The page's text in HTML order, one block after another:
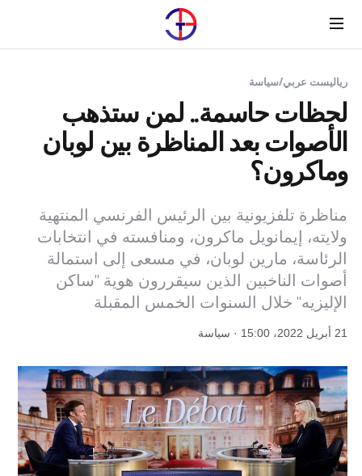
Menu
رياليست عربي/سياسة
لحظات حاسمة.. لمن ستذهب
الأصوات بعد المناظرة بين لوبان
وماكرون؟
مناظرة تلفزيونية بين الرئيس الفرنسي المنتهية
ولايته، إيمانويل ماكرون، ومنافسته في انتخابات
الرئاسة، مارين لوبان، في مسعى إلى استمالة
أصوات الناخبين الذين سيقررون هوية "ساكن
الإليزيه" خلال السنوات الخمس المقبلة
21 أبريل 2022، 15:00 · سياسة